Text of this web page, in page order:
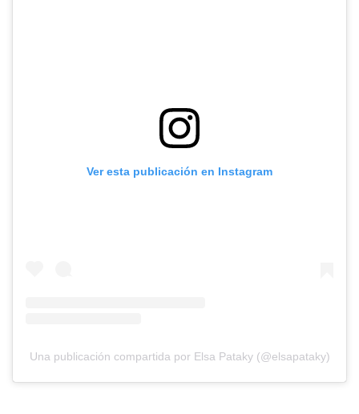
Ver esta publicación en Instagram
Una publicación compartida por Elsa Pataky (@elsapataky)